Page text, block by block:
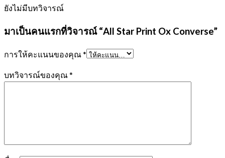
ยังไม่มีบทวิจารณ์
มาเป็นคนแรกที่วิจารณ์ “All Star Print Ox Converse”
การให้คะแนนของคุณ*
บทวิจารณ์ของคุณ*